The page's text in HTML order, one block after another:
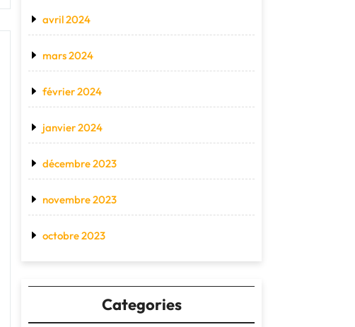
avril 2024
mars 2024
février 2024
janvier 2024
décembre 2023
novembre 2023
octobre 2023
Categories